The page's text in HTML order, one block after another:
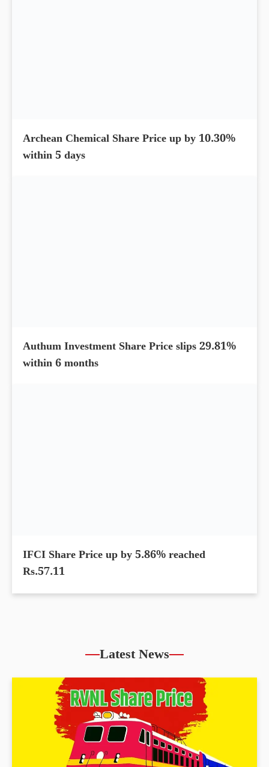
Archean Chemical Share Price up by 10.30%
within 5 days
Authum Investment Share Price slips 29.81%
within 6 months
IFCI Share Price up by 5.86% reached
Rs.57.11
Latest News